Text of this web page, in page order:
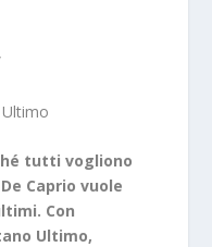
tutti vogliono
Caprio vuole
Con
Ultimo,